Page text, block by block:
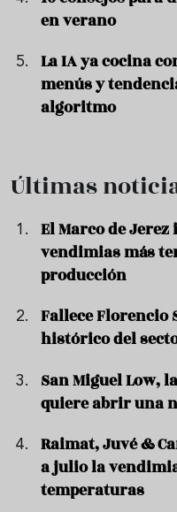
en verano
La IA ya cocina
menús y
algoritmo
Últimas
El Marco de
vendimias más
producción
Fallece Florencio
histórico del
San Miguel Low,
quiere abrir una
Raimat, Juvé &
a julio la
temperaturas